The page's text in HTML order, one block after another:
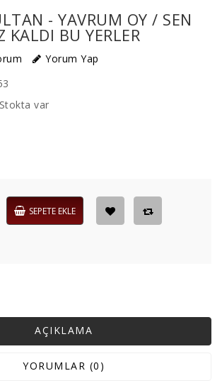
- YAVRUM OY / SEN
KALDI BU YERLER
Yorum Yap
Stokta var
SEPETE EKLE
AÇIKLAMA
YORUMLAR (0)